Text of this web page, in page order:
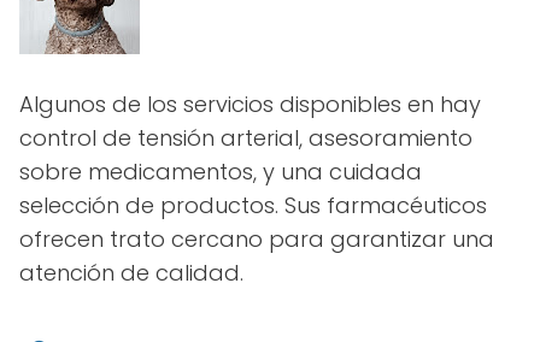
Algunos de los servicios disponibles en hay
control de tensión arterial, asesoramiento
sobre medicamentos, y una cuidada
selección de productos. Sus farmacéuticos
ofrecen trato cercano para garantizar una
atención de calidad.